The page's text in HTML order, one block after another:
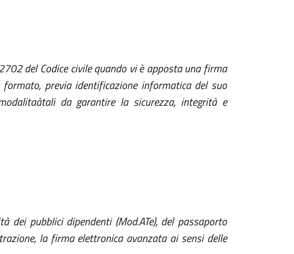
del Codice civile quando vi è apposta una firma
previa identificazione informatica del suo
da garantire la sicurezza, integrità e
dei pubblici dipendenti (Mod.ATe), del passaporto
la firma elettronica avanzata ai sensi delle